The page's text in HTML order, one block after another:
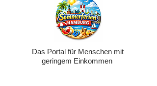
Das Portal für Menschen mit
geringem Einkommen